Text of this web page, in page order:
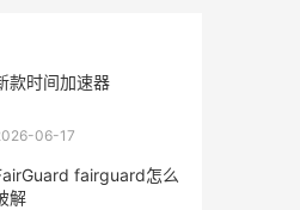
款时间加速器
06-17
fairguard怎么
解